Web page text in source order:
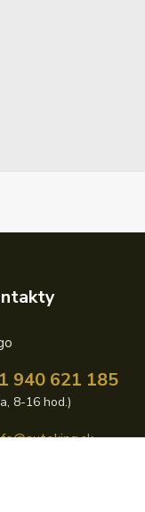
940 621 185
8-16 hod.)